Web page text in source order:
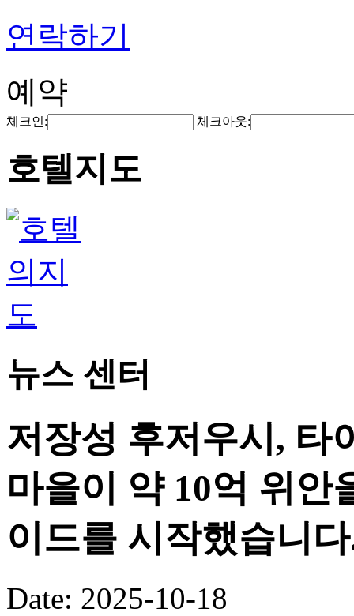
연락하기
예약
체크인: 체크아웃:
호텔지도
뉴스 센터
저장성 후저우시, 타
마을이 약 10억 위안
이드를 시작했습니
Date: 2025-10-18